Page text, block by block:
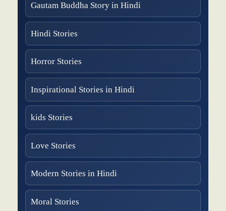
Gautam Buddha Story in Hindi
Hindi Stories
Horror Stories
Inspirational Stories in Hindi
kids Stories
Love Stories
Modern Stories in Hindi
Moral Stories